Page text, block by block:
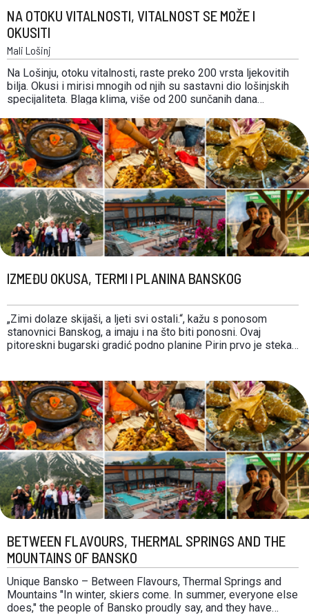
NA OTOKU VITALNOSTI, VITALNOST SE MOŽE I
OKUSITI
Mali Lošinj
Na Lošinju, otoku vitalnosti, raste preko 200 vrsta ljekovitih
bilja. Okusi i mirisi mnogih od njih su sastavni dio lošinjskih
specijaliteta. Blaga klima, više od 200 sunčanih dana
biciklističkih staza, isprepleteni su na destinaciji na koju se
gosti dolaze …
IZMEĐU OKUSA, TERMI I PLANINA BANSKOG
„Zimi dolaze skijaši, a ljeti svi ostali.“, kažu s ponosom
stanovnici Banskog, a imaju i na što biti ponosni. Ovaj
pitoreskni bugarski gradić podno planine Pirin prvo je stekao
Goste tijekom cijele …
BETWEEN FLAVOURS, THERMAL SPRINGS AND THE
MOUNTAINS OF BANSKO
Unique Bansko – Between Flavours, Thermal Springs and
Mountains "In winter, skiers come. In summer, everyone else
does," the people of Bansko proudly say, and they have